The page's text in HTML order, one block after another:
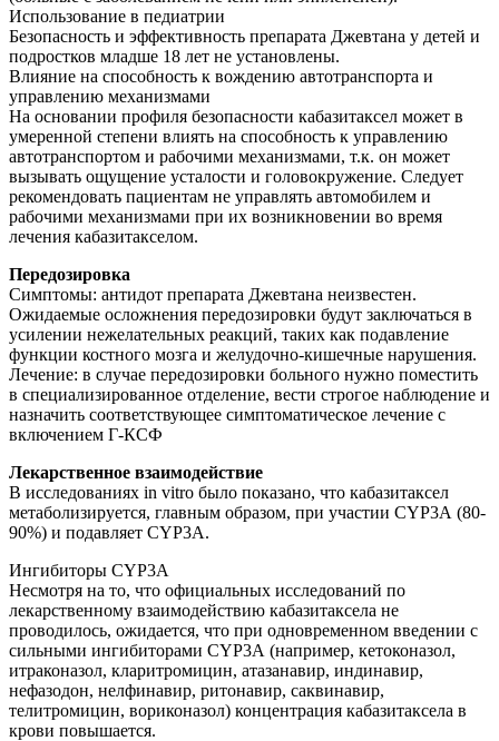
Использование в педиатрии
Безопасность и эффективность препарата Джевтана у детей и
подростков младше 18 лет не установлены.
Влияние на способность к вождению автотранспорта и
управлению механизмами
На основании профиля безопасности кабазитаксел может в
умеренной степени влиять на способность к управлению
автотранспортом и рабочими механизмами, т.к. он может
вызывать ощущение усталости и головокружение. Следует
рекомендовать пациентам не управлять автомобилем и
рабочими механизмами при их возникновении во время
лечения кабазитакселом.
Передозировка
Симптомы: антидот препарата Джевтана неизвестен.
Ожидаемые осложнения передозировки будут заключаться в
усилении нежелательных реакций, таких как подавление
функции костного мозга и желудочно-кишечные нарушения.
Лечение: в случае передозировки больного нужно поместить
в специализированное отделение, вести строгое наблюдение и
назначить соответствующее симптоматическое лечение с
включением Г-КСФ
Лекарственное взаимодействие
В исследованиях in vitro было показано, что кабазитаксел
метаболизируется, главным образом, при участии CYP3А (80-
90%) и подавляет CYP3А.
Ингибиторы CYP3А
Несмотря на то, что официальных исcледований по
лекарственному взаимодействию кабазитаксела не
проводилось, ожидается, что при одновременном введении с
сильными ингибиторами CYP3А (например, кетоконазол,
итраконазол, кларитромицин, атазанавир, индинавир,
нефазодон, нелфинавир, ритонавир, саквинавир,
телитромицин, вориконазол) концентрация кабазитаксела в
крови повышается.